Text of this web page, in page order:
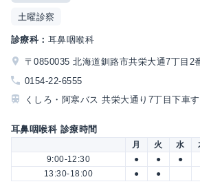
土曜診察
診療科： 耳鼻咽喉科
〒0850035 北海道釧路市共栄大通7丁目2
0154-22-6555
くしろ・阿寒バス 共栄大通り7丁目下車
耳鼻咽喉科 診療時間
月 火 水
9:00-12:30
● ● ●
13:30-18:00
● ●